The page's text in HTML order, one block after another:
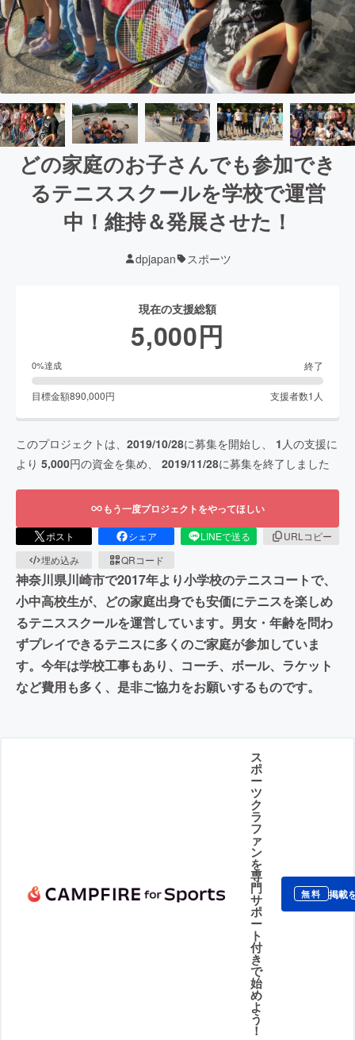
どの家庭のお子さんでも参加でき
るテニススクールを学校で運営
中！維持＆発展させた！
dpjapan スポーツ
現在の支援総額
5,000円
0%達成 終了
目標金額890,000円 支援者数1 人
このプロジェクトは、 2019/10/28に募集を開始し、 1 人の支援に
より 5,000円の資金を集め、 2019/11/28に募集を終了しました
もう一度プロジェクトをやってほしい
ポスト シェア LINEで送る
URLコピー
埋め込み
QRコード
神奈川県川崎市で2017年より小学校のテニスコートで、
小中高校生が、どの家庭出身でも安価にテニスを楽しめ
るテニススクールを運営しています。男女・年齢を問わ
ずプレイできるテニスに多くのご家庭が参加していま
す。今年は学校工事もあり、コーチ、ボール、ラケット
など費用も多く、是非ご協力をお願いするものです。
ス
ポ
ー
ツ
ク
ラ
フ
ァ
ン
を
専
門
サ
ポ
ー
ト
付
き
で
始
め
よ
う
！
無料 掲載